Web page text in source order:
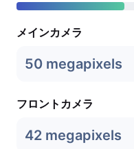
メインカメラ
50 megapixels
フロントカメラ
42 megapixels